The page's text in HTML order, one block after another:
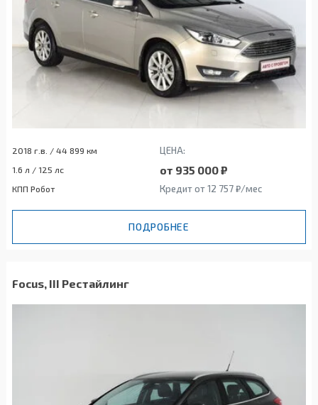
2018 г.в. / 44 899 км ЦЕНА:
1.6 л / 125 лс от 935 000 ₽
КПП Робот Кредит от 12 757 ₽/мес
ПОДРОБНЕЕ
Focus, III Рестайлинг